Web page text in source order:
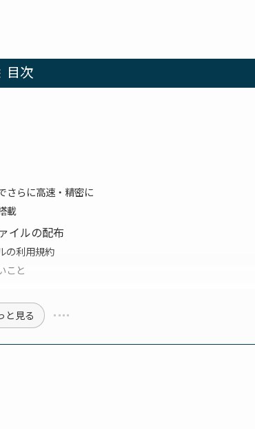
目次
さらに高速・精密に
載
イルの配布
の利用規約
こと
と見る